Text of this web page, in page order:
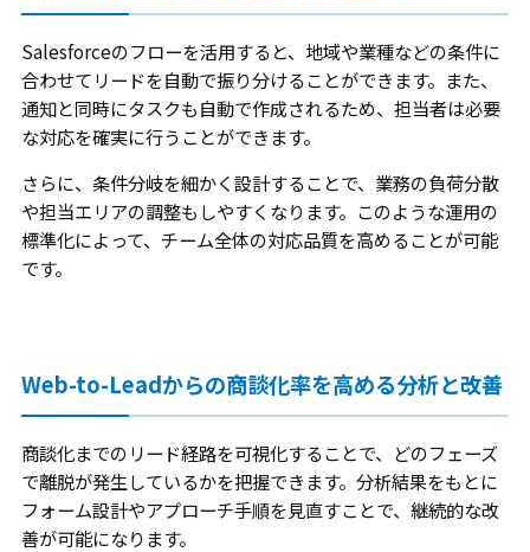
Salesforceのフローを活用すると、地域や業種などの条件に
合わせてリードを自動で振り分けることができます。また、
通知と同時にタスクも自動で作成されるため、担当者は必要
な対応を確実に行うことができます。
さらに、条件分岐を細かく設計することで、業務の負荷分散
や担当エリアの調整もしやすくなります。このような運用の
標準化によって、チーム全体の対応品質を高めることが可能
です。
Web-to-Leadからの商談化率を高める分析と改善
商談化までのリード経路を可視化することで、どのフェーズ
で離脱が発生しているかを把握できます。分析結果をもとに
フォーム設計やアプローチ手順を見直すことで、継続的な改
善が可能になります。